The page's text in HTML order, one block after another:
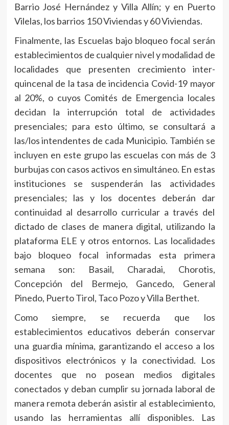
Barrio José Hernández y Villa Allín; y en Puerto
Vilelas, los barrios 150 Viviendas y 60 Viviendas.
Finalmente, las Escuelas bajo bloqueo focal serán
establecimientos de cualquier nivel y modalidad de
localidades que presenten crecimiento inter-
quincenal de la tasa de incidencia Covid-19 mayor
al 20%, o cuyos Comités de Emergencia locales
decidan la interrupción total de actividades
presenciales; para esto último, se consultará a
las/los intendentes de cada Municipio. También se
incluyen en este grupo las escuelas con más de 3
burbujas con casos activos en simultáneo. En estas
instituciones se suspenderán las actividades
presenciales; las y los docentes deberán dar
continuidad al desarrollo curricular a través del
dictado de clases de manera digital, utilizando la
plataforma ELE y otros entornos. Las localidades
bajo bloqueo focal informadas esta primera
semana son: Basail, Charadai, Chorotis,
Concepción del Bermejo, Gancedo, General
Pinedo, Puerto Tirol, Taco Pozo y Villa Berthet.
Como siempre, se recuerda que los
establecimientos educativos deberán conservar
una guardia mínima, garantizando el acceso a los
dispositivos electrónicos y la conectividad. Los
docentes que no posean medios digitales
conectados y deban cumplir su jornada laboral de
manera remota deberán asistir al establecimiento,
usando las herramientas allí disponibles. Las